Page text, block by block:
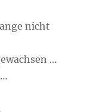
nicht
…